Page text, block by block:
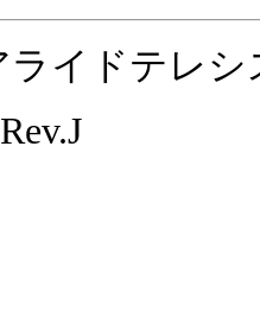
ライドテレ